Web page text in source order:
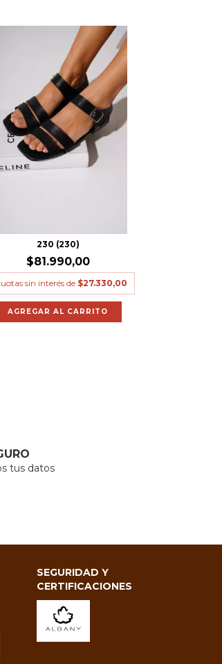
230 (230)
$81.990,00
sin interés de $27.330,00
AGREGAR AL CARRITO
tus datos
SEGURIDAD Y
CERTIFICACIONES